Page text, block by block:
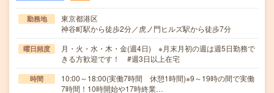
勤務地
東京都港区
神谷町駅から徒歩2分／虎ノ門ヒルズ駅から徒歩7分
曜日頻度
月・火・水・木・金(週4日) ※月末月初の週は週5日勤務で
きる方歓迎です！ #週3日以上在宅
時間
10:00～18:00(実働7時間 休憩1時間)※9～19時の間で実働
7時間！10時開始や17時終業…